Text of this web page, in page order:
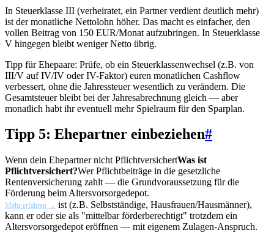
In Steuerklasse III (verheiratet, ein Partner verdient deutlich mehr)
ist der monatliche Nettolohn höher. Das macht es einfacher, den
vollen Beitrag von 150 EUR/Monat aufzubringen. In Steuerklasse
V hingegen bleibt weniger Netto übrig.
Tipp für Ehepaare: Prüfe, ob ein Steuerklassenwechsel (z.B. von
III/V auf IV/IV oder IV-Faktor) euren monatlichen Cashflow
verbessert, ohne die Jahressteuer wesentlich zu verändern. Die
Gesamtsteuer bleibt bei der Jahresabrechnung gleich — aber
monatlich habt ihr eventuell mehr Spielraum für den Sparplan.
Tipp 5: Ehepartner einbeziehen#
Wenn dein Ehepartner nicht PflichtversichertWas ist
Pflichtversichert?Wer Pflichtbeiträge in die gesetzliche
Rentenversicherung zahlt — die Grundvoraussetzung für die
Förderung beim Altersvorsorgedepot.
Mehr erfahren → ist (z.B. Selbstständige, Hausfrauen/Hausmänner),
kann er oder sie als "mittelbar förderberechtigt" trotzdem ein
Altersvorsorgedepot eröffnen — mit eigenem Zulagen-Anspruch.